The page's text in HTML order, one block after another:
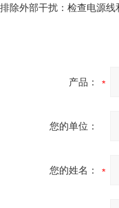
排除外部干扰‌：检查电源
产品：
您的单位：
您的姓名：